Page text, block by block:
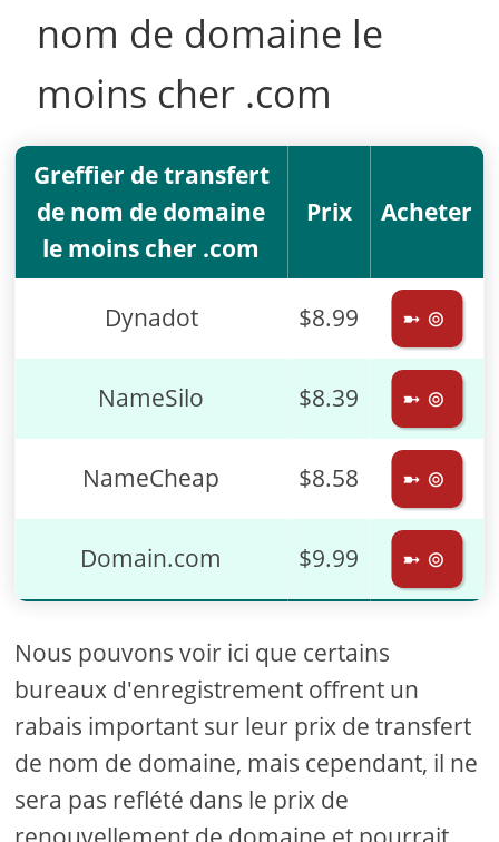
nom de domaine le
moins cher .com
Greffier de transfert
de nom de domaine
le moins cher .com
Prix Acheter
Dynadot $8.99 ➼ ⊚
NameSilo $8.39 ➼ ⊚
NameCheap $8.58 ➼ ⊚
Domain.com $9.99 ➼ ⊚
Nous pouvons voir ici que certains
bureaux d'enregistrement offrent un
rabais important sur leur prix de transfert
de nom de domaine, mais cependant, il ne
sera pas reflété dans le prix de